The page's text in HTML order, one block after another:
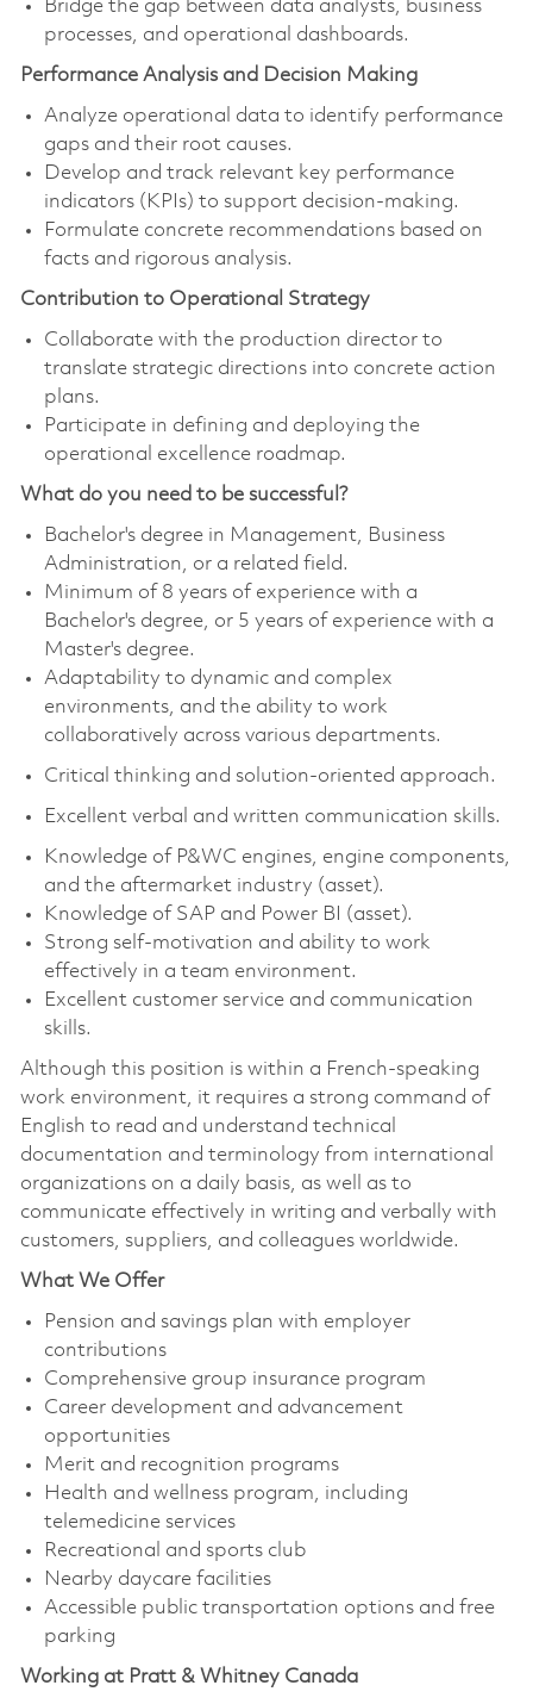
Bridge the gap between data analysts, business
processes, and operational dashboards.
Performance Analysis and Decision Making
Analyze operational data to identify performance
gaps and their root causes.
Develop and track relevant key performance
indicators (KPIs) to support decision-making.
Formulate concrete recommendations based on
facts and rigorous analysis.
Contribution to Operational Strategy
Collaborate with the production director to
translate strategic directions into concrete action
plans.
Participate in defining and deploying the
operational excellence roadmap.
What do you need to be successful?
Bachelor's degree in Management, Business
Administration, or a related field.
Minimum of 8 years of experience with a
Bachelor's degree, or 5 years of experience with a
Master's degree.
Adaptability to dynamic and complex
environments, and the ability to work
collaboratively across various departments.
Critical thinking and solution-oriented approach.
Excellent verbal and written communication skills.
Knowledge of P&WC engines, engine components,
and the aftermarket industry (asset).
Knowledge of SAP and Power BI (asset).
Strong self-motivation and ability to work
effectively in a team environment.
Excellent customer service and communication
skills.
Although this position is within a French-speaking
work environment, it requires a strong command of
English to read and understand technical
documentation and terminology from international
organizations on a daily basis, as well as to
communicate effectively in writing and verbally with
customers, suppliers, and colleagues worldwide.
What We Offer
Pension and savings plan with employer
contributions
Comprehensive group insurance program
Career development and advancement
opportunities
Merit and recognition programs
Health and wellness program, including
telemedicine services
Recreational and sports club
Nearby daycare facilities
Accessible public transportation options and free
parking
Working at Pratt & Whitney Canada